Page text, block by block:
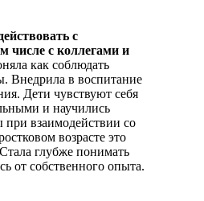
с
с коллегами и
как соблюдать
Внедрила в воспитание
Дети чувствуют себя
и научились
при взаимодействии со
возрасте это
глубже понимать
от собственного опыта.